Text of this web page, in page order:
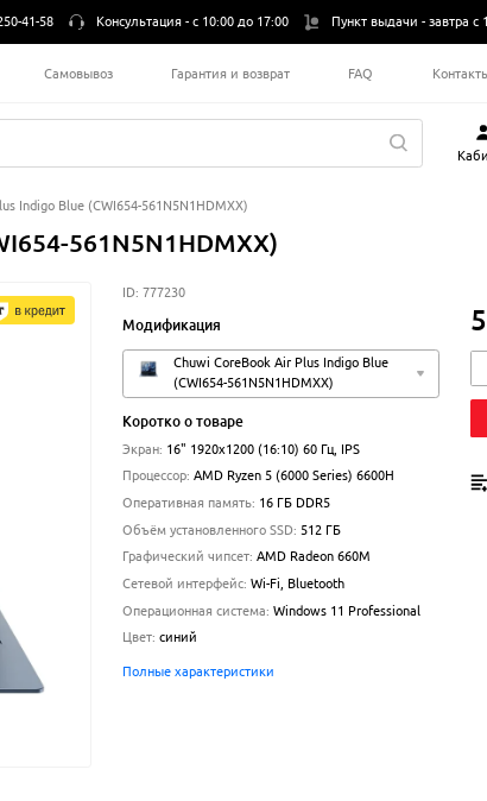
41-58 Консультация - с 10:00 до 17:00 Пункт выдачи - завтра с
Самовывоз Гарантия и возврат FAQ
Indigo Blue (CWI654-561N5N1HDMXX)
561N5N1HDMXX)
ID: 777230
Модификация
Chuwi CoreBook Air Plus Indigo Blue
(CWI654-561N5N1HDMXX)
Коротко о товаре
Экран: 16" 1920x1200 (16:10) 60 Гц, IPS
Процессор: AMD Ryzen 5 (6000 Series) 6600H
Оперативная память: 16 ГБ DDR5
Объём установленного SSD: 512 ГБ
Графический чипсет: AMD Radeon 660M
Сетевой интерфейс: Wi-Fi, Bluetooth
Операционная система: Windows 11 Professional
Цвет: синий
Полные характеристики